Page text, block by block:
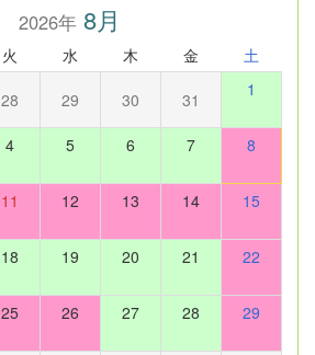
2026年8月
火 水 木 金 土
28 29 30 31 1
4 5 6 7 8
11 12 13 14 15
18 19 20 21 22
25 26 27 28 29